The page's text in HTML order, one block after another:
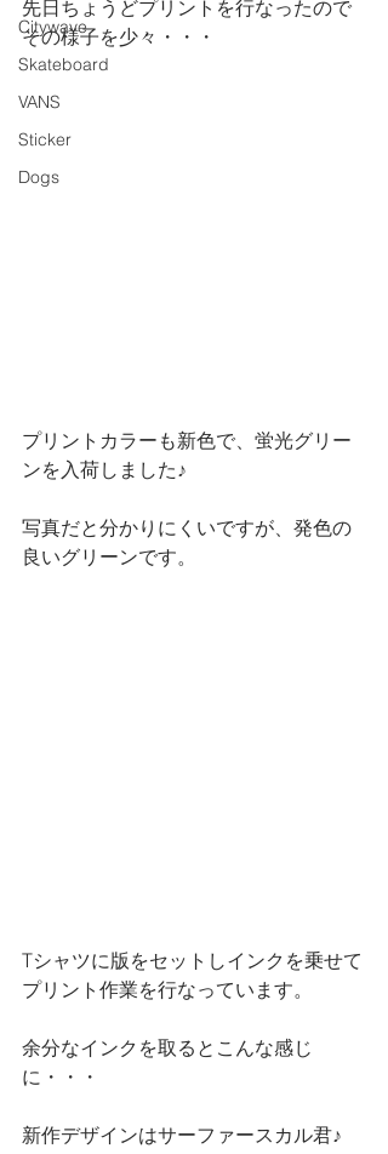
Citywave
Skateboard
VANS
Sticker
Dogs
先日ちょうどプリントを行なったので
その様子を少々・・・
プリントカラーも新色で、蛍光グリー
ンを入荷しました♪
写真だと分かりにくいですが、発色の
良いグリーンです。
Tシャツに版をセットしインクを乗せて
プリント作業を行なっています。
余分なインクを取るとこんな感じ
に・・・
新作デザインはサーファースカル君♪